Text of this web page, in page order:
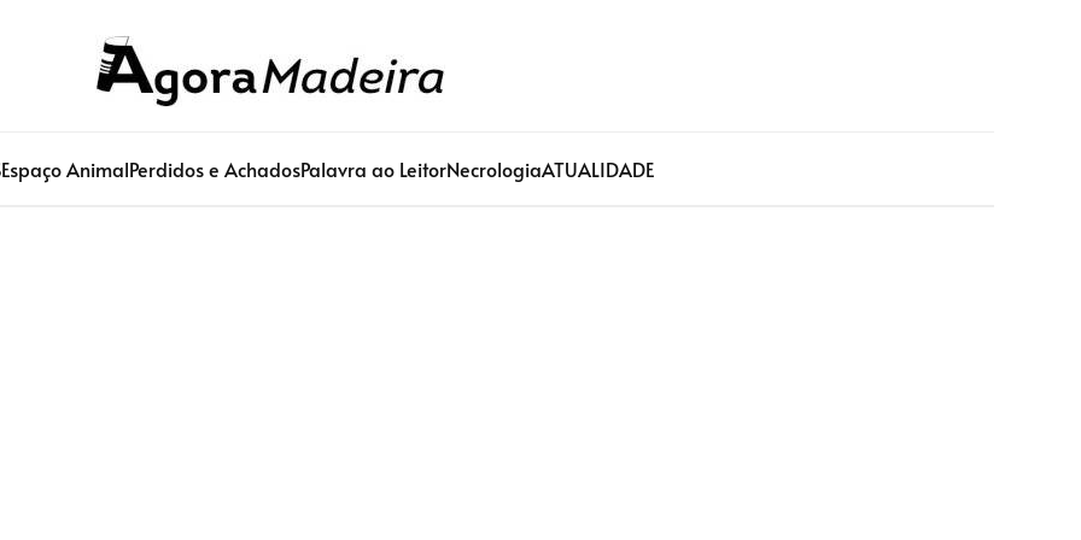
Espaço AnimalPerdidos e AchadosPalavra ao LeitorNecrologiaATUALIDADE